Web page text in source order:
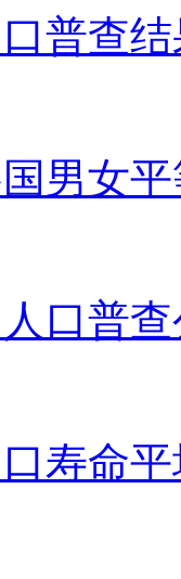
普查
男女
口普
寿命